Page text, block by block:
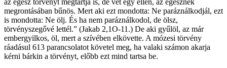
megrontásában bűnös. Mert aki ezt mondotta: Ne paráználkodjál, ezt
is mondotta: Ne ölj. És ha nem paráználkodol, de ölsz,
törvényszegővé lettél.” (Jakab 2,1O-11.) De aki gyűlöl, az már
embergyilkos, öl, mert a szívében elkövette. A mózesi törvény
ráadásul 613 parancsolatot követel meg, ha valaki számon akarja
kérni bárkin a törvényt, előbb ezt mind tartsa be.